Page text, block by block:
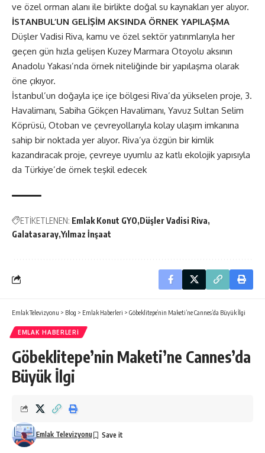
ve özel orman alanı ile birlikte doğal su kaynakları yer alıyor.
İSTANBUL’UN GELİŞİM AKSINDA ÖRNEK YAPILAŞMA
Düşler Vadisi Riva, kamu ve özel sektör yatırımlarıyla her
geçen gün hızla gelişen Kuzey Marmara Otoyolu aksının
Anadolu Yakası’nda örnek niteliğinde bir yapılaşma olarak
öne çıkıyor.
İstanbul’un doğayla içe içe bölgesi Riva’da yükselen proje, 3.
Havalimanı, Sabiha Gökçen Havalimanı, Yavuz Sultan Selim
Köprüsü, Otoban ve çevreyollarıyla kolay ulaşım imkanına
sahip bir noktada yer alıyor. Riva’ya özgün bir kimlik
kazandıracak proje, çevreye uyumlu az katlı ekolojik yapısıyla
da Türkiye’de örnek teşkil edecek
ETİKETLENEN: Emlak Konut GYO Düşler Vadisi Riva
Galatasaray Yılmaz İnşaat
Emlak Televizyonu > Blog > Emlak Haberleri > ​Göbeklitepe’nin Maketi’ne Cannes’da Büyük İlgi
EMLAK HABERLERI
​Göbeklitepe’nin Maketi’ne Cannes’da
Büyük İlgi
Emlak Televizyonu